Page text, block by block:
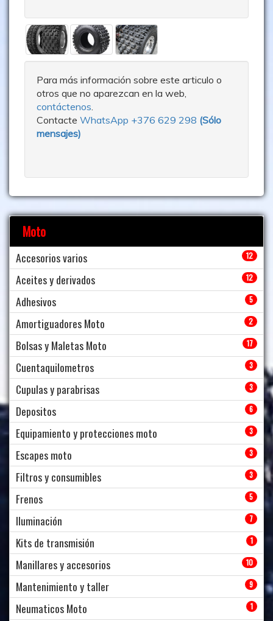
Para más información sobre este articulo o
otros que no aparezcan en la web,
contáctenos
Contacte WhatsApp +376 629 298 (Sólo
mensajes)
Moto
Accesorios varios 12
Aceites y derivados 12
Adhesivos 5
Amortiguadores Moto 2
Bolsas y Maletas Moto 17
Cuentaquilometros 3
Cupulas y parabrisas 3
Depositos 6
Equipamiento y protecciones moto 3
Escapes moto 3
Filtros y consumibles 3
Frenos 5
Iluminación 7
Kits de transmisión 1
Manillares y accesorios 10
Mantenimiento y taller 9
Neumaticos Moto 1